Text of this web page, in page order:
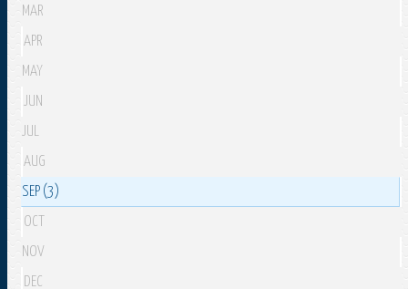
MAR
APR
MAY
JUN
JUL
AUG
SEP (3)
OCT
NOV
DEC